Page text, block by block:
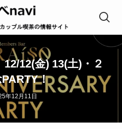
12/12(金) 13(土)・２
！
年12月11日